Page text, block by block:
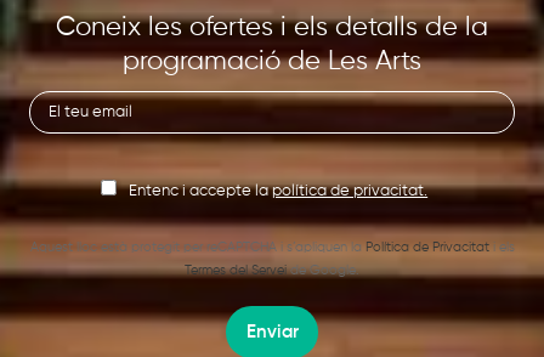
Coneix les ofertes i els detalls de la
programació de Les Arts
Entenc i accepte lapolítica de privacitat.
Aquest lloc està protegit per reCAPTCHA i s’apliquen la Política de Privacitati els
Termes del Serveide Google.
Enviar